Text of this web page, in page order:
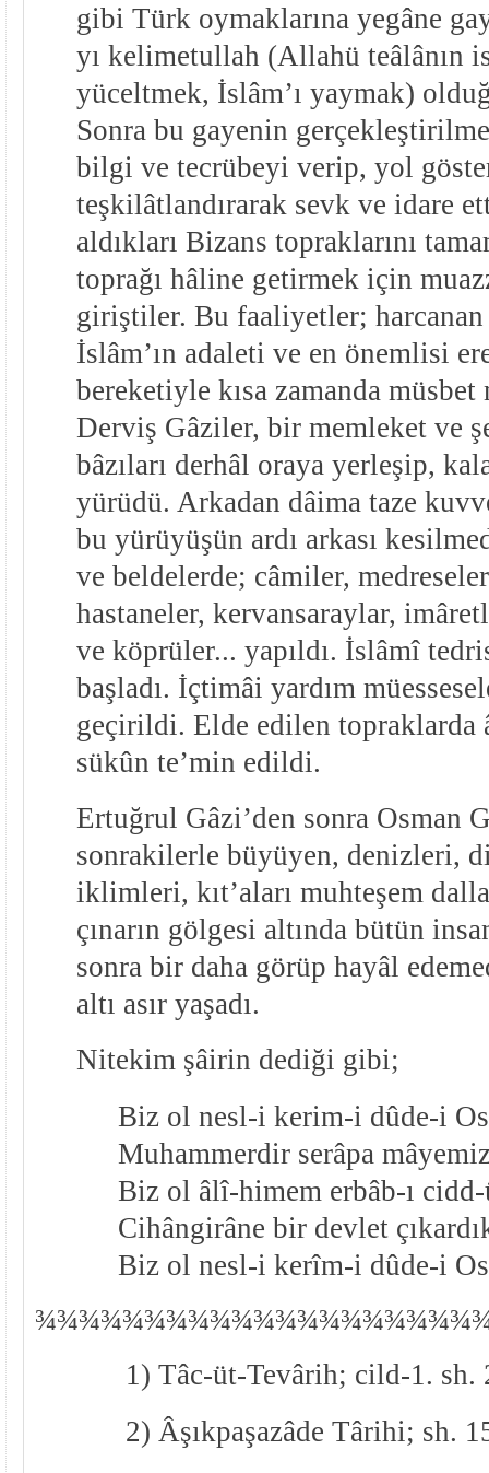
gibi Türk oymaklarına yegâne
yı kelimetullah (Allahü teâlânın
yüceltmek, İslâm’ı yaymak)
Sonra bu gayenin
bilgi ve tecrübeyi verip, yol
teşkilâtlandırarak sevk ve idare
aldıkları Bizans topraklarını
toprağı hâline getirmek için
giriştiler. Bu faaliyetler;
İslâm’ın adaleti ve en önemlisi
bereketiyle kısa zamanda
Derviş Gâziler, bir memleket ve
bâzıları derhâl oraya yerleşip,
yürüdü. Arkadan dâima taze
bu yürüyüşün ardı arkası
ve beldelerde; câmiler,
hastaneler, kervansaraylar,
ve köprüler... yapıldı. İslâmî
başladı. İçtimâi yardım
geçirildi. Elde edilen topraklarda
sükûn te’min edildi.
Ertuğrul Gâzi’den sonra Osman
sonrakilerle büyüyen, denizleri,
iklimleri, kıt’aları muhteşem
çınarın gölgesi altında bütün
sonra bir daha görüp hayâl
altı asır yaşadı.
Nitekim şâirin dediği gibi;
Biz ol nesl-i kerim-i dûde-i
Muhammerdir serâpa
Biz ol âlî-himem erbâb-ı
Cihângirâne bir devlet
Biz ol nesl-i kerîm-i dûde-i
¾¾
1) Tâc-üt-Tevârih; cild-1. sh.
2) Âşıkpaşazâde Târihi; sh.